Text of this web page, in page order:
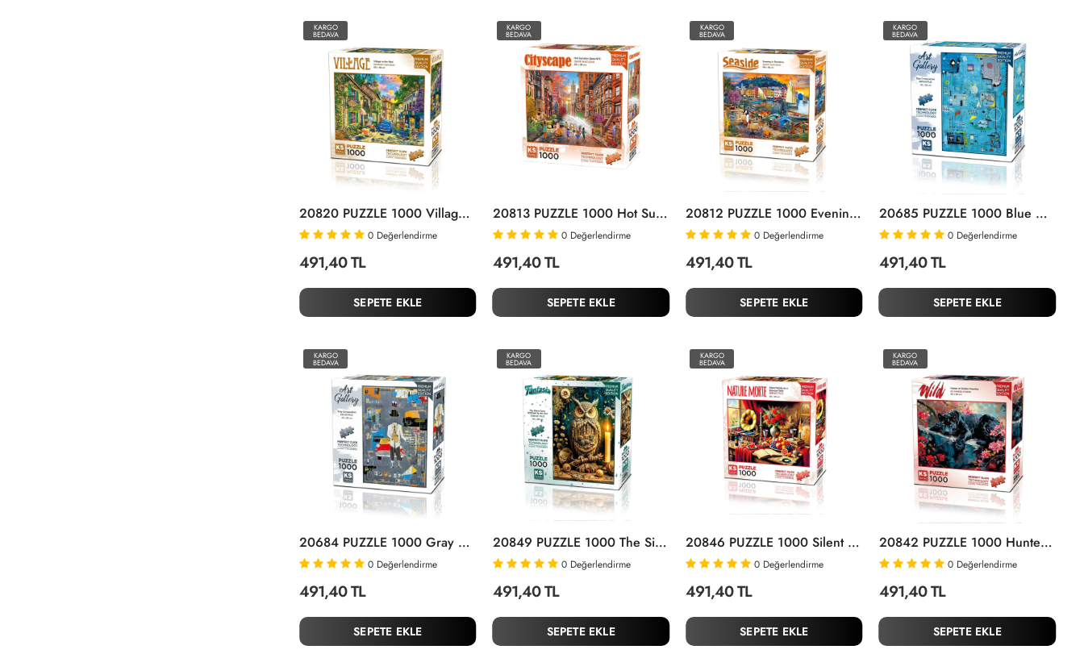
KARGO
BEDAVA
20820 PUZZLE 1000 Village In The Med
0 Değerlendirme
491,40 TL
SEPETE EKLE
KARGO
BEDAVA
20813 PUZZLE 1000 Hot Summer Days NYC
0 Değerlendirme
491,40 TL
SEPETE EKLE
KARGO
BEDAVA
20812 PUZZLE 1000 Evening In Portofino
0 Değerlendirme
491,40 TL
SEPETE EKLE
KARGO
BEDAVA
20685 PUZZLE 1000 Blue Composition
0 Değerlendirme
491,40 TL
SEPETE EKLE
KARGO
BEDAVA
20684 PUZZLE 1000 Gray Composition
0 Değerlendirme
491,40 TL
SEPETE EKLE
KARGO
BEDAVA
20849 PUZZLE 1000 The Silent Town Watched By The Owl
0 Değerlendirme
491,40 TL
SEPETE EKLE
KARGO
BEDAVA
20846 PUZZLE 1000 Silent Melody On A Baroque Table
0 Değerlendirme
491,40 TL
SEPETE EKLE
KARGO
BEDAVA
20842 PUZZLE 1000 Hunter Of Hidden Paradise
0 Değerlendirme
491,40 TL
SEPETE EKLE